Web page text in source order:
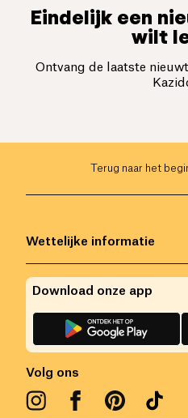
Eindelijk een
wilt
Ontvang de laatste
Terug naar het
Wettelijke informatie
Volg ons
Download onze app